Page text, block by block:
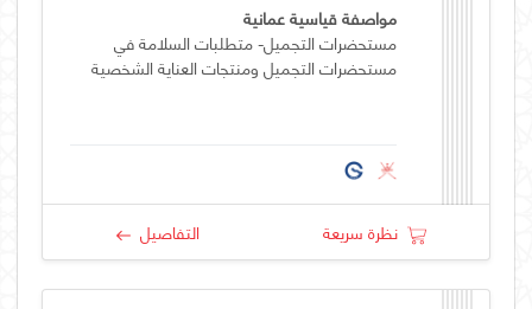
مواصفة قياسية عمانية
مستحضرات التجميل- متطلبات السلامة في
مستحضرات التجميل ومنتجات العناية الشخصية
نظرة سريعة التفاصيل